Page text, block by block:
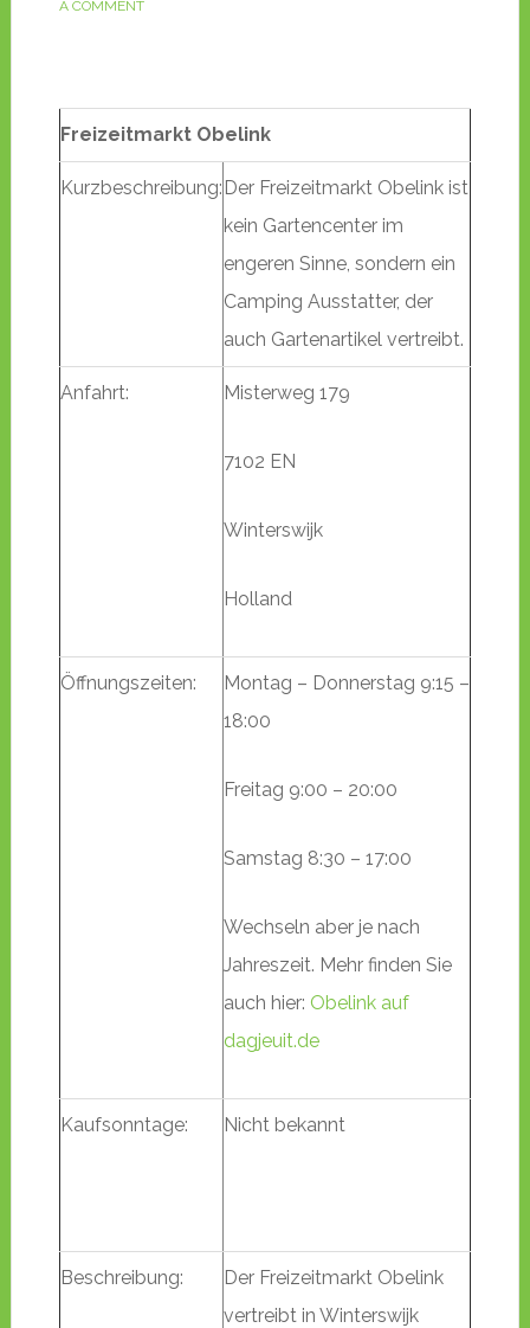
A COMMENT
Freizeitmarkt Obelink
Kurzbeschreibung: Der Freizeitmarkt Obelink ist
kein Gartencenter im
engeren Sinne, sondern ein
Camping Ausstatter, der
auch Gartenartikel vertreibt.
Anfahrt: Misterweg 179
7102 EN
Winterswijk
Holland
Öffnungszeiten:
Montag – Donnerstag 9:15 –
18:00
Freitag 9:00 – 20:00
Samstag 8:30 – 17:00
Wechseln aber je nach
Jahreszeit. Mehr finden Sie
auch hier: Obelink auf
dagjeuit.de
Kaufsonntage: Nicht bekannt
Beschreibung:
Der Freizeitmarkt Obelink
vertreibt in Winterswijk